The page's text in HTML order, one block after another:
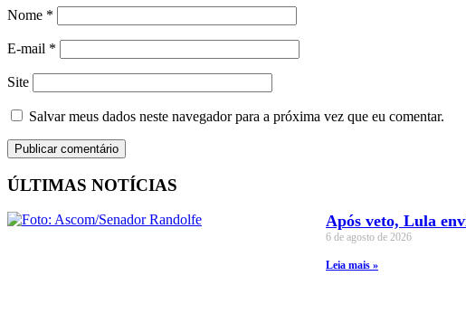
Nome *
E-mail *
Site
Salvar meus dados neste navegador para a próxima vez que eu comentar.
ÚLTIMAS NOTÍCIAS
Após veto, Lula
6 de agosto de 2026
Leia mais »